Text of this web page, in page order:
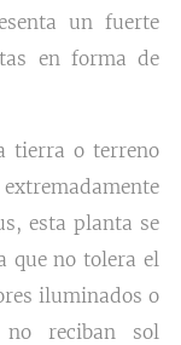
un fuerte
en forma de
tierra o terreno
esta planta se
que no tolera el
iluminados o
no reciban sol